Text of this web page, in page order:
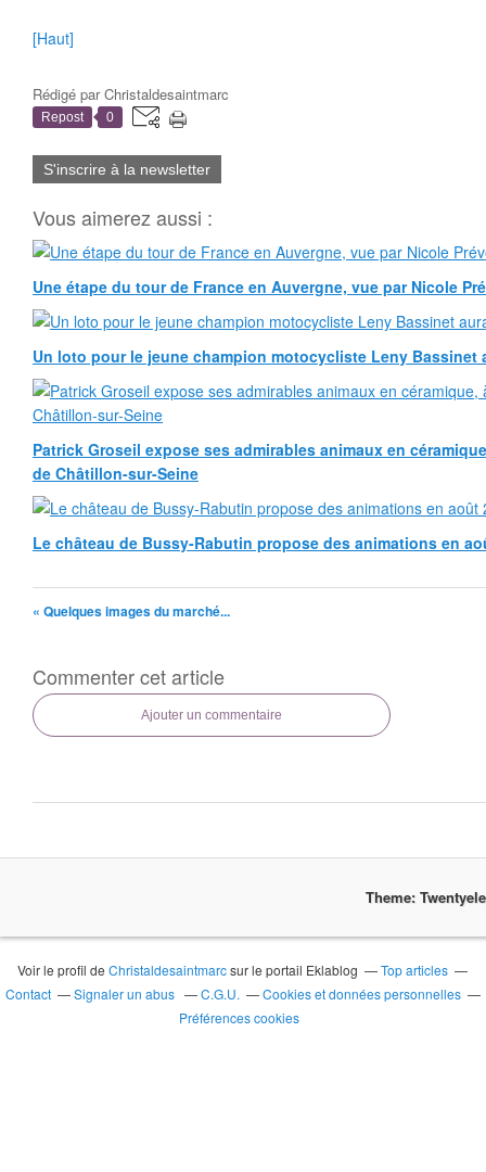
[Haut]
Rédigé parChristaldesaintmarc
Repost 0
S'inscrire à la newsletter
Vous aimerez aussi :
Une étape du tour de France en Auvergne, vue par Nicole
Un loto pour le jeune champion motocycliste Leny Bassinet
Patrick Groseil expose ses admirables animaux en
de Châtillon-sur-Seine
Le château de Bussy-Rabutin propose des animations en
« Quelques images du marché...
Commenter cet article
Ajouter un commentaire
Theme:
Voir le profil deChristaldesaintmarcsur le portail Eklablog
Top articles
Contact
Signaler un abus C.G.U.
Cookies et données personnelles
Préférences cookies